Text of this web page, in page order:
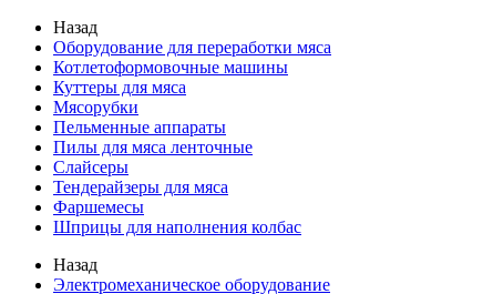
Назад
Оборудование для переработки мяса
Котлетоформовочные машины
Куттеры для мяса
Мясорубки
Пельменные аппараты
Пилы для мяса ленточные
Слайсеры
Тендерайзеры для мяса
Фаршемесы
Шприцы для наполнения колбас
Назад
Электромеханическое оборудование